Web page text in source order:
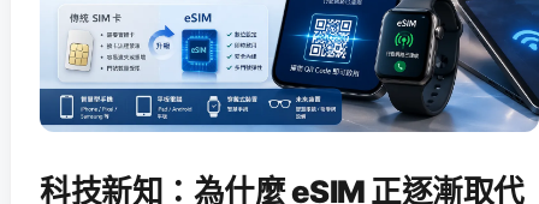
科技新知：為什麼 eSIM 正逐漸取代